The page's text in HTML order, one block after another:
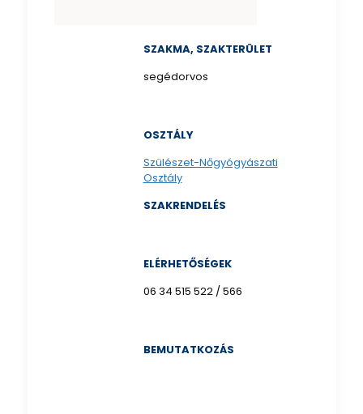
SZAKMA, SZAKTERÜLET
segédorvos
OSZTÁLY
Szülészet-Nőgyógyászati
Osztály
SZAKRENDELÉS
ELÉRHETŐSÉGEK
06 34 515 522 / 566
BEMUTATKOZÁS